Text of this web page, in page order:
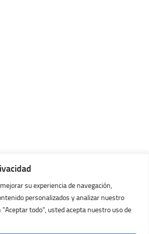
su experiencia de navegación,
personalizados y analizar nuestro
"Aceptar todo", usted acepta nuestro uso de
2026. Todos los Derechos Reservados.